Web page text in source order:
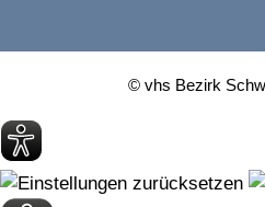
© vhs Bezirk